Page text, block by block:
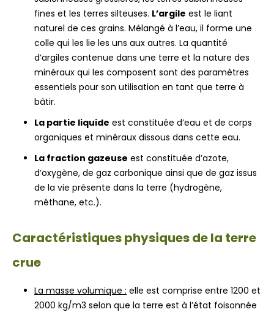
fines et les terres silteuses. L’argile est le liant
naturel de ces grains. Mélangé à l’eau, il forme une
colle qui les lie les uns aux autres. La quantité
d’argiles contenue dans une terre et la nature des
minéraux qui les composent sont des paramètres
essentiels pour son utilisation en tant que terre à
bâtir.
La partie liquide est constituée d’eau et de corps
organiques et minéraux dissous dans cette eau.
La fraction gazeuse est constituée d’azote,
d’oxygène, de gaz carbonique ainsi que de gaz issus
de la vie présente dans la terre (hydrogène,
méthane, etc.).
Caractéristiques physiques de la terre
crue
La masse volumique : elle est comprise entre 1200 et
2000 kg/m3 selon que la terre est à l’état foisonnée